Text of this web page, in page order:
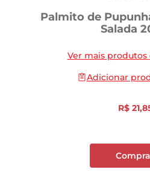
Palmito de
Salada
Ver mais produtos
Adicionar
R$ 21,